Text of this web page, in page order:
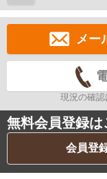
メー
現況の確認
無料会員登録は
会員登